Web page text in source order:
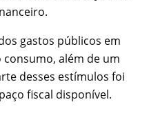
gastos públicos em
além de um
desses estímulos foi
fiscal disponível.